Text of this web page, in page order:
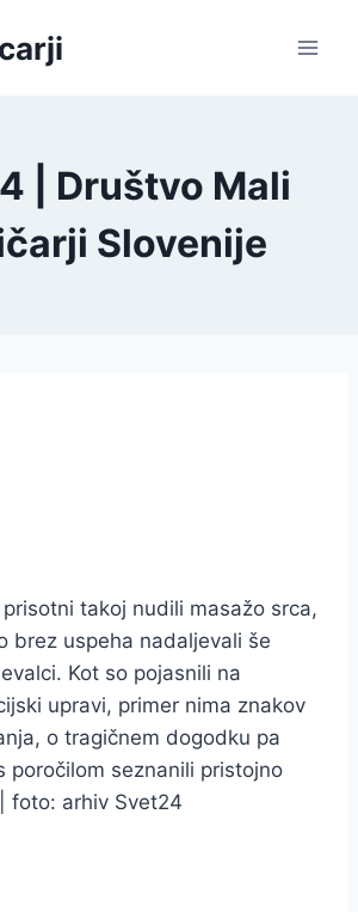
| Društvo Mali
Slovenije
takoj nudili masažo srca,
brez uspeha nadaljevali še
Kot so pojasnili na
upravi, primer nima znakov
o tragičnem dogodku pa
poročilom seznanili pristojno
foto: arhiv Svet24